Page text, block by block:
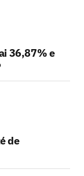
36,87% e
de